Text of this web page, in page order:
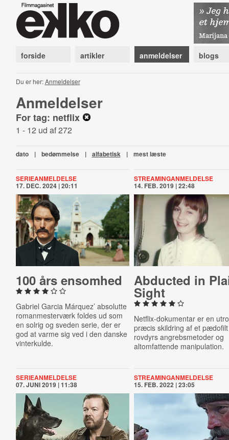
forside artikler anmeldelser blogs
Du er her:Anmeldelser
Anmeldelser
For tag: netflix
1 - 12 ud af 272
dato | bedømmelse | alfabetisk | mest læste
SERIEANMELDELSE
17. DEC. 2024 | 20:11
100 års ensomhed
Gabriel Garcia Márquez’ absolutte
romanmesterværk foldes ud som
en solrig og sveden serie, der er
god at varme sig ved i den danske
vinterkulde.
STREAMINGANMELDELSE
14. FEB. 2019 | 22:48
Abducted in
Sight
Netflix-dokumentar er en
præcis skildring af et pædofilt
rovdyrs angrebsmetoder og
altomfattende manipulation.
SERIEANMELDELSE
07. JUNI 2019 | 11:38
STREAMINGANMELDELSE
15. FEB. 2022 | 23:05